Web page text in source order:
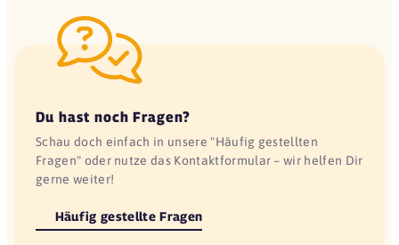
Du hast noch Fragen?
Schau doch einfach in unsere "Häufig gestellten
Fragen" oder nutze das Kontaktformular – wir helfen Dir
gerne weiter!
Häufig gestellte Fragen